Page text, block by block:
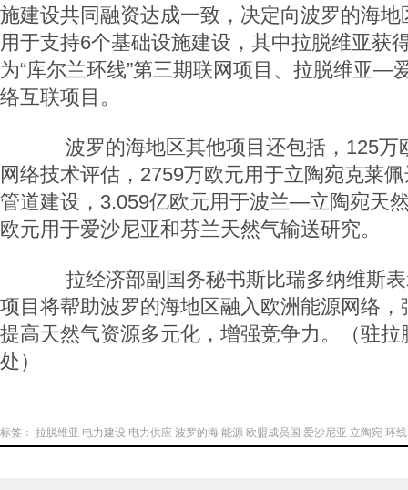
施建设共同融资达成一致，决定向波罗的海地
用于支持6个基础设施建设，其中拉脱维亚获
为“库尔兰环线”第三期联网项目、拉脱维亚—
络互联项目。
波罗的海地区其他项目还包括，125万
网络技术评估，2759万欧元用于立陶宛克莱
管道建设，3.059亿欧元用于波兰—立陶宛天
欧元用于爱沙尼亚和芬兰天然气输送研究。
拉经济部副国务秘书斯比瑞多纳维斯表
项目将帮助波罗的海地区融入欧洲能源网络
提高天然气资源多元化，增强竞争力。（驻
处）
标签： 拉脱维亚 电力建设 电力供应 波罗的海 能源 欧盟成员国 爱沙尼亚 立陶宛 环线